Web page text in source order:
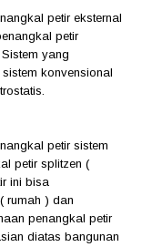
petir eksternal
petir
yang
konvensional
petir sistem
petir splitzen (
ini bisa
rumah ) dan
penangkal petir
diatas bangunan